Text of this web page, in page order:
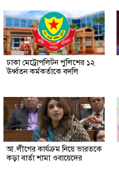
ঢাকা মেট্রোপলিটন পুলিশের ১২
ঊর্ধ্বতন কর্মকর্তাকে বদলি
আ.লীগের কার্যক্রম নিয়ে ভারতকে
কড়া বার্তা শামা ওবায়েদের